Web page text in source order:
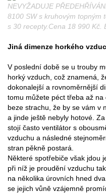
NEVYŽADUJE
8100 SW s kruhovým topným
s 30 recepty.Cena 18 990 Kč.
Jiná dimenze horkého
V poslední době se u trouby
horký vzduch, což znamená,
dokonalejší a rovnoměrnější
tomu můžete péct třeba až
beze strachu, že by se vám v
a jinde ještě nebyly hotové.
stojí často ventilátor s
vzduchu a následné
stran pěkně postará.
Některé spotřebiče však jdou
při níž je proudění vzduchu
na několika úrovních hned
se jejich vůně vzájemně